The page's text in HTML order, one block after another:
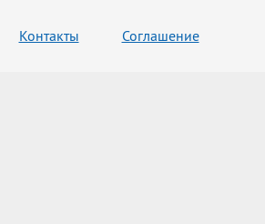
Контакты Соглашение